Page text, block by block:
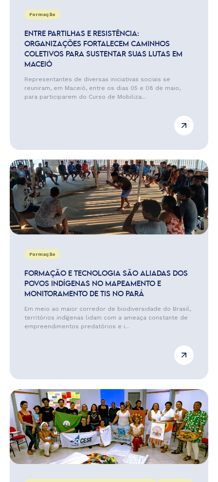
Formação
ENTRE PARTILHAS E RESISTÊNCIA:
ORGANIZAÇÕES FORTALECEM CAMINHOS
COLETIVOS PARA SUSTENTAR SUAS LUTAS EM
MACEIÓ
Representantes de diversas iniciativas sociais se
reuniram, em Maceió, entre os dias 05 e 08 de maio,
para participarem do Curso de Mobiliza...
Formação
FORMAÇÃO E TECNOLOGIA SÃO ALIADAS DOS
POVOS INDÍGENAS NO MAPEAMENTO E
MONITORAMENTO DE TIS NO PARÁ
Em meio ao maior corredor de biodiversidade do Brasil,
territórios indígenas lidam com a ameaça constante de
empreendimentos predatórios e i...